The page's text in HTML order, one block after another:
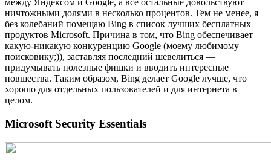
между Яндексом и Google, а все остальные довольствуют
ничтожными долями в несколько процентов. Тем не менее, я
без колебаний помещаю Bing в список лучших бесплатных
продуктов Microsoft. Причина в том, что Bing обеспечивает
какую‐никакую конкуренцию Google (моему любимому
поисковику;)), заставляя последний шевелиться —
придумывать полезные фишки и вводить интересные
новшества. Таким образом, Bing делает Google лучше, что
хорошо для отдельных пользователей и для интернета в
целом.
Microsoft Security Essentials